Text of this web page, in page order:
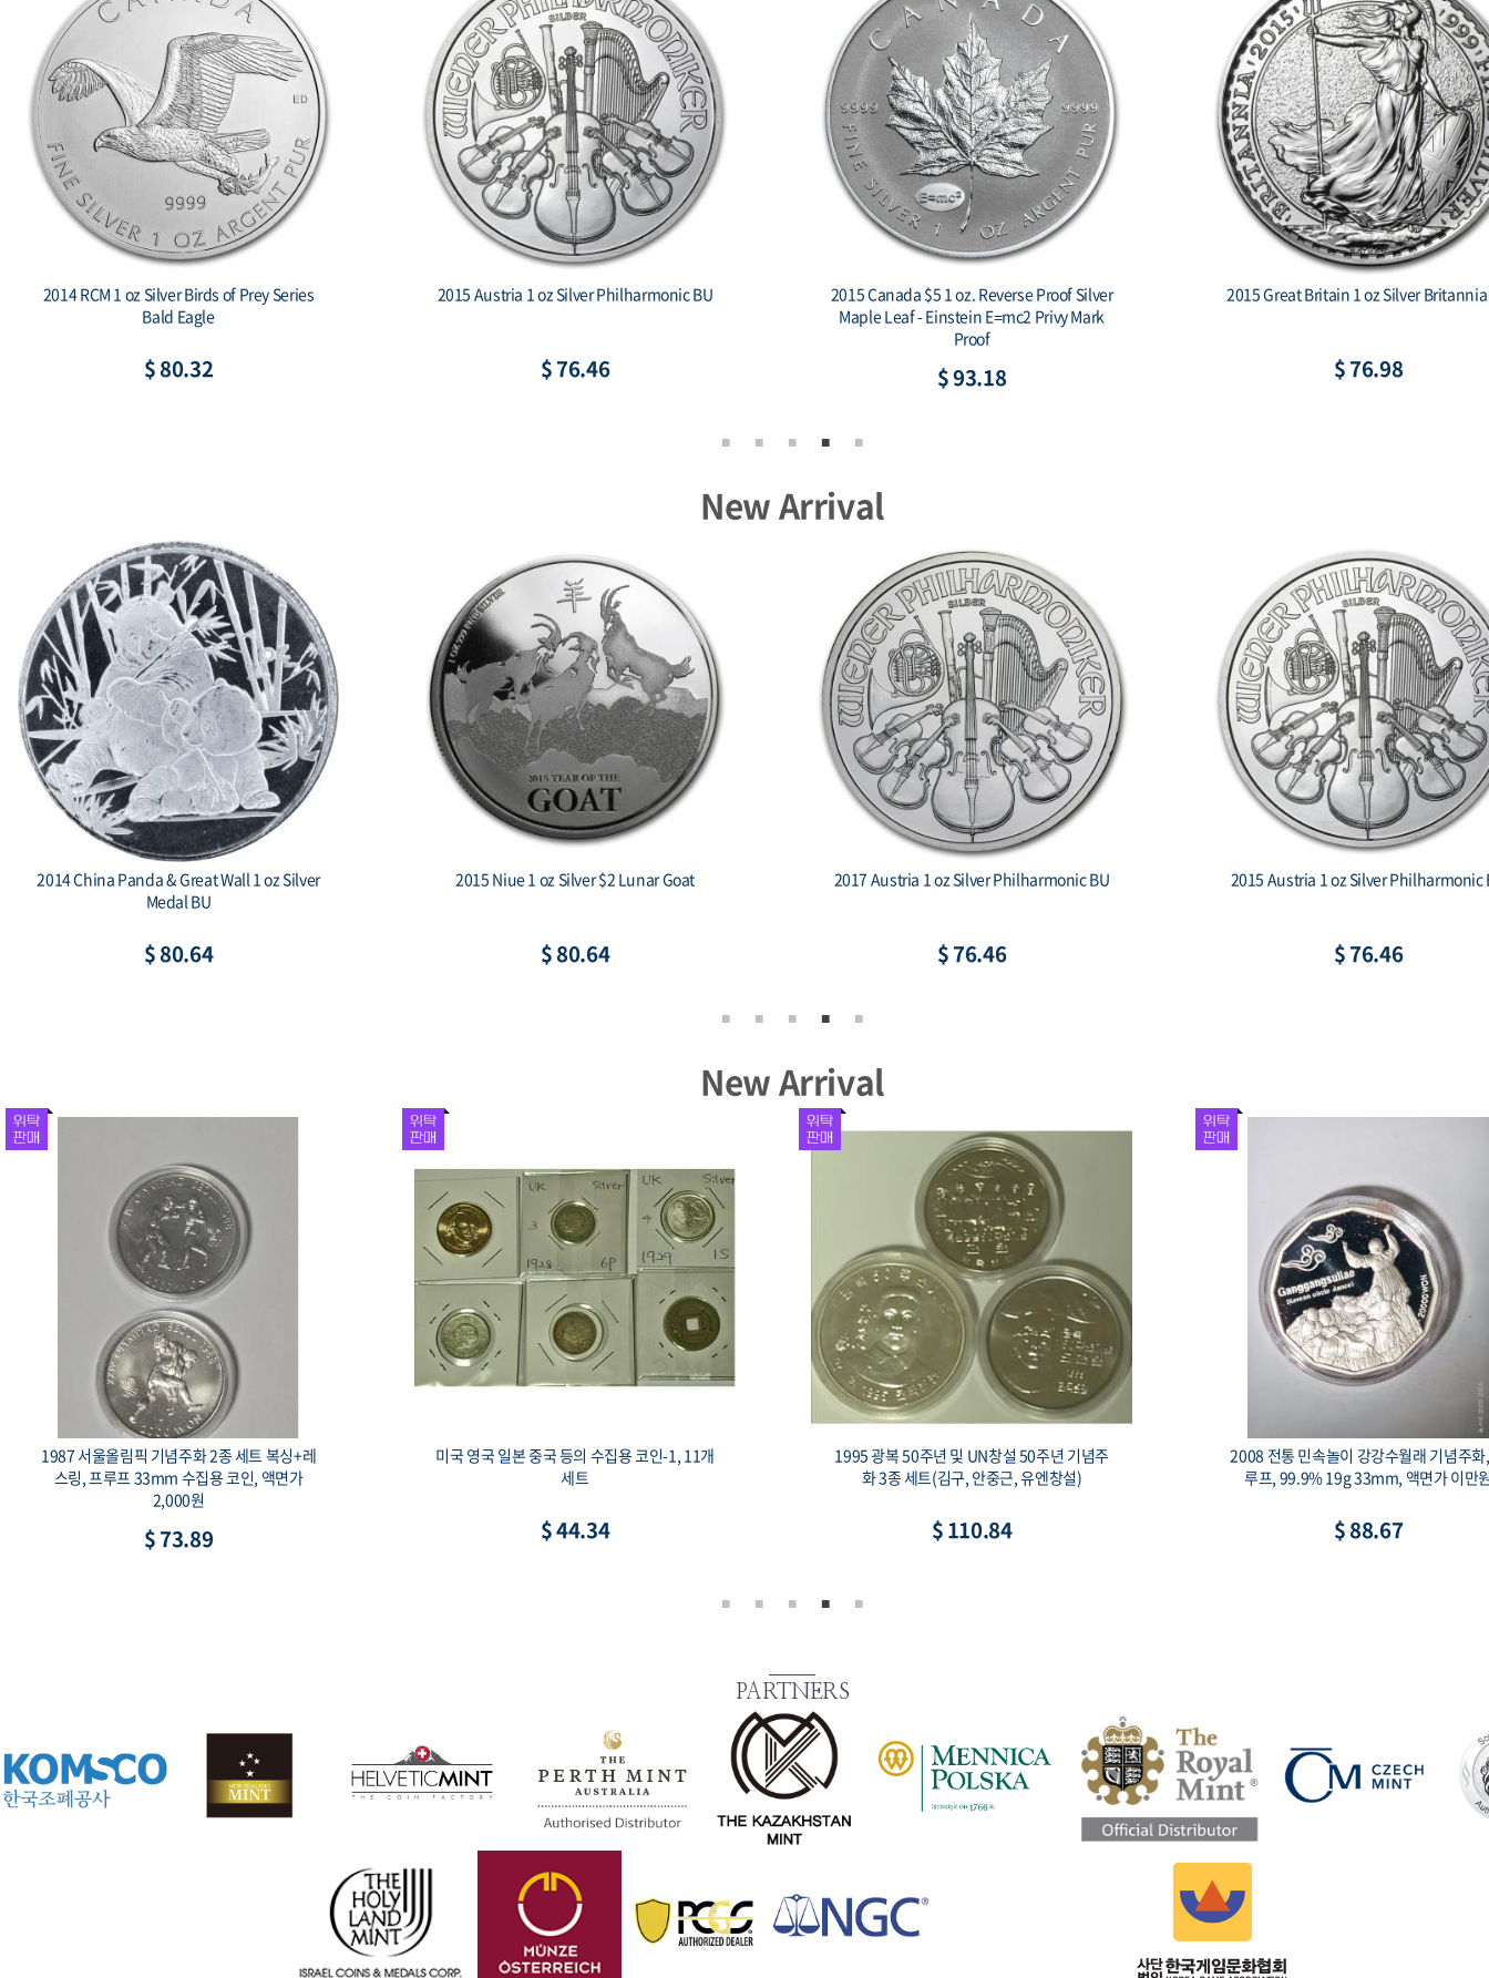
2014 RCM 1 oz Silver Birds of Prey Series
Bald Eagle
$ 80.32
2015 Austria 1 oz Silver Philharmonic BU
$ 76.46
2015 Canada $5 1 oz. Reverse Proof Silver
Maple Leaf - Einstein E=mc2 Privy Mark
Proof
$ 93.18
2015 Great Britain 1 oz Silver
$ 76.98
New Arrival
2014 China Panda & Great Wall 1 oz Silver
Medal BU
$ 80.64
2015 Niue 1 oz Silver $2 Lunar Goat
$ 80.64
2017 Austria 1 oz Silver Philharmonic BU
$ 76.46
2015 Austria 1 oz Silver Philharmonic
$ 76.46
New Arrival
1987 서울올림픽 기념주화 2종 세트 복싱+레
스링, 프루프 33mm 수집용 코인, 액면가
2,000원
$ 73.89
미국 영국 일본 중국 등의 수집용 코인-1, 11개
세트
$ 44.34
1995 광복 50주년 및 UN창설 50주년 기념주
화 3종 세트(김구, 안중근, 유엔창설)
$ 110.84
2008 전통 민속놀이 강강수월래 기념주화
루프, 99.9% 19g 33mm, 액면가 이만
$ 88.67
PARTNERS